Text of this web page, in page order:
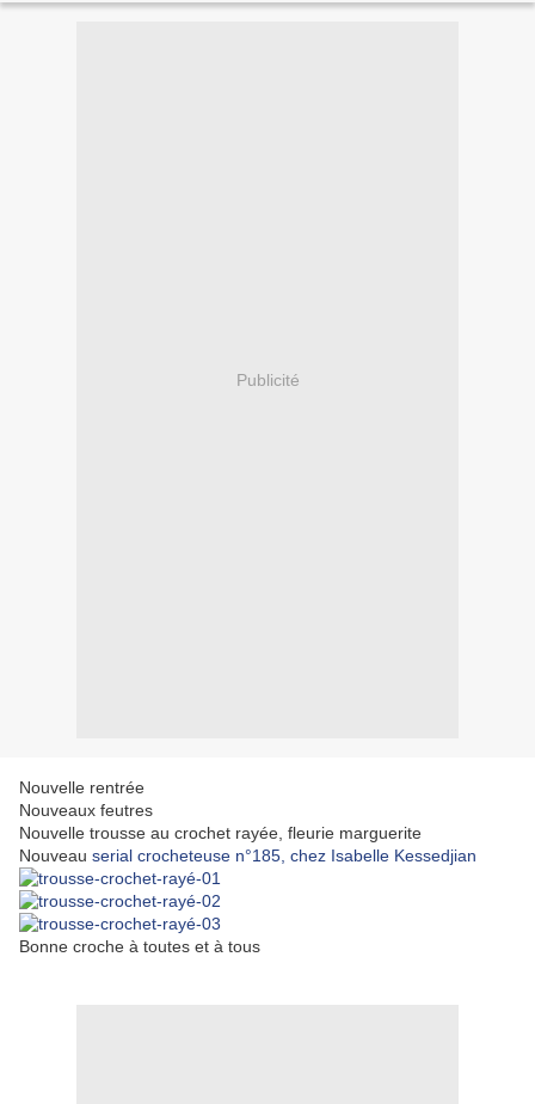
Publicité
Nouvelle rentrée
Nouveaux feutres
Nouvelle trousse au crochet rayée, fleurie marguerite
Nouveau serial crocheteuse n°185, chez Isabelle Kessedjian
Bonne croche à toutes et à tous